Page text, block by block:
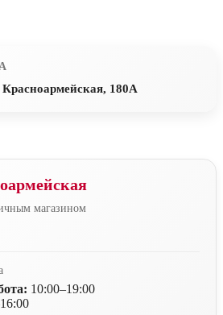
180А
магазином
10:00–19:00